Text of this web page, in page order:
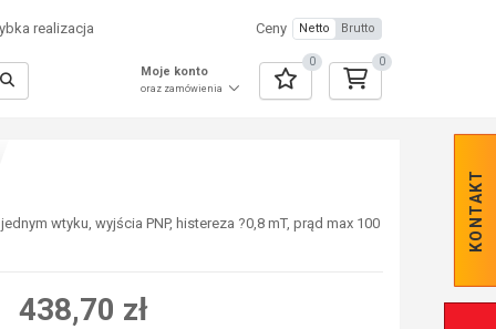
realizacja Ceny Netto Brutto
Moje konto
oraz zamówienia
0 0
KONTAKT
wtyku, wyjścia PNP, histereza ?0,8 mT, prąd max 100
438,70 zł